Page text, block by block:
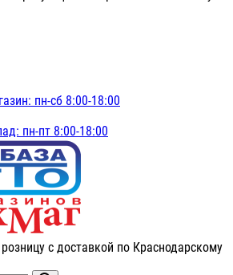
пн-сб 8:00-18:00
пн-пт 8:00-18:00
с доставкой по Краснодарскому